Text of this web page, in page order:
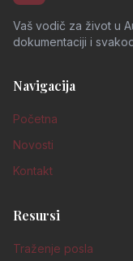
Vaš vodič za život u
dokumentaciji i
Navigacija
Početna
Novosti
Kontakt
Resursi
Traženje posla